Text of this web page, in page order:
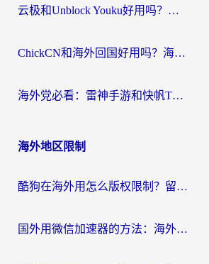
云极和Unblock Youku好用吗？海外党亲测+2026回国加速器避坑指南
ChickCN和海外回国好用吗？海外党2026亲测：从手游到影音，选对加速器的3个关键
海外党必看：雷神手游和快帆TV版好用吗？3步选对回国加速器不踩坑
海外地区限制
酷狗在海外用怎么版权限制？留学生亲测：3步解决听国内音乐难题
国外用微信加速器的方法：海外党无缝连接国内生活的实用指南